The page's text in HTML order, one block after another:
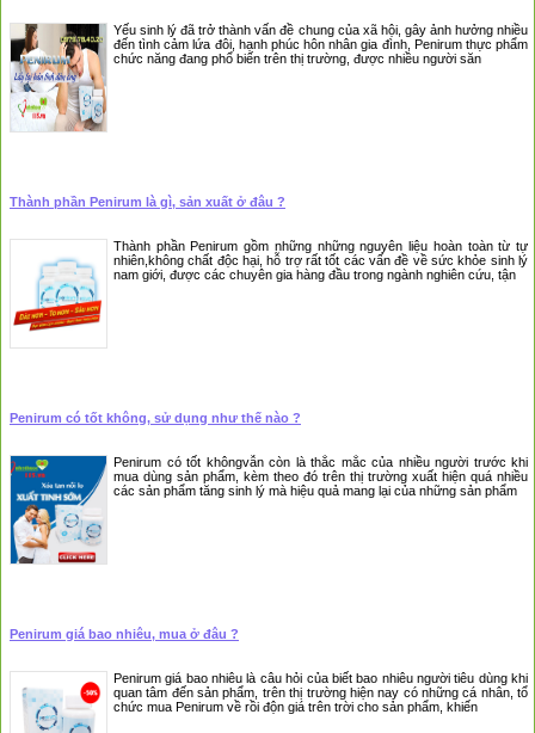
Yếu sinh lý đã trở thành vấn đề chung của xã hội, gây ảnh hưởng nhiều
đến tình cảm lứa đôi, hạnh phúc hôn nhân gia đình, Penirum thực phẩm
chức năng đang phổ biến trên thị trường, được nhiều người săn
Thành phần Penirum là gì, sản xuất ở đâu ?
Thành phần Penirum gồm những những nguyên liệu hoàn toàn từ tự
nhiên,không chất độc hại, hỗ trợ rất tốt các vấn đề về sức khỏe sinh lý
nam giới, được các chuyên gia hàng đầu trong ngành nghiên cứu, tận
Penirum có tốt không, sử dụng như thế nào ?
Penirum có tốt khôngvẫn còn là thắc mắc của nhiều người trước khi
mua dùng sản phẩm, kèm theo đó trên thị trường xuất hiện quá nhiều
các sản phẩm tăng sinh lý mà hiệu quả mang lại của những sản phẩm
Penirum giá bao nhiêu, mua ở đâu ?
Penirum giá bao nhiêu là câu hỏi của biết bao nhiêu người tiêu dùng khi
quan tâm đến sản phẩm, trên thị trường hiện nay có những cá nhân, tổ
chức mua Penirum về rồi độn giá trên trời cho sản phẩm, khiến